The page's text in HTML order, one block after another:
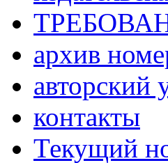
архив
авторский
контакты
Текущий